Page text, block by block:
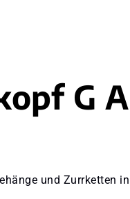
G
und Zurrketten